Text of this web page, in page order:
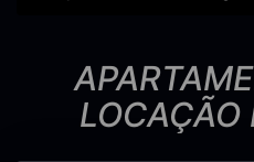
LOCAÇÃO